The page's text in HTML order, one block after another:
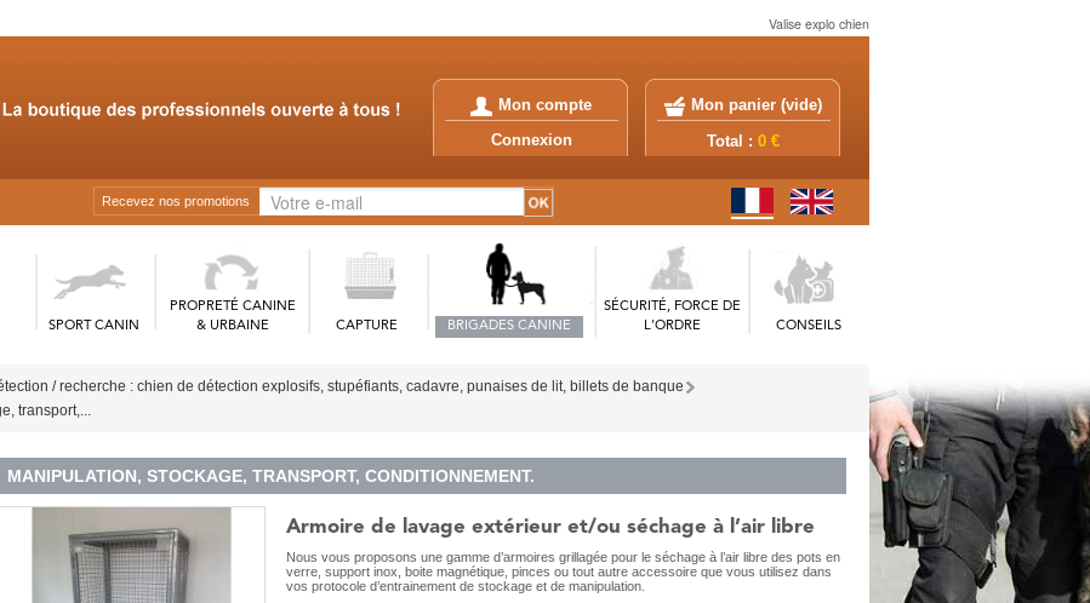
Valise explo chien
Mon compte
Connexion
Mon panier (vide)
Total : 0 €
Recevez nos promotions
SPORT CANIN
PROPRETÉ CANINE
& URBAINE
CAPTURE BRIGADES CANINE
SÉCURITÉ, FORCE DE
L'ORDRE
CONSEILS
/ recherche : chien de détection explosifs, stupéfiants, cadavre, punaises de lit, billets de banque
transport,...
MANIPULATION, STOCKAGE, TRANSPORT, CONDITIONNEMENT.
Armoire de lavage extérieur et/ou séchage à l’air libre
Nous vous proposons une gamme d’armoires grillagée pour le séchage à l’air libre des pots en
verre, support inox, boite magnétique, pinces ou tout autre accessoire que vous utilisez dans
vos protocole d’entrainement de stockage et de manipulation.